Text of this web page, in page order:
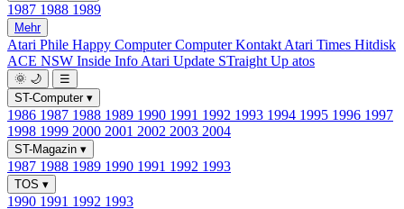
1987 1988 1989
Mehr
Atari Phile Happy ComputerComputer Kontakt Atari Times Hitdisk
ACE NSW Inside Info Atari Update STraight Up atos
🌞 🌙
☰
ST-Computer ▾
1986 1987 1988 1989 1990 1991 1992 1993 1994 1995 1996 1997
1998 1999 2000 2001 2002 2003 2004
ST-Magazin ▾
1987 1988 1989 1990 1991 1992 1993
TOS ▾
1990 1991 1992 1993